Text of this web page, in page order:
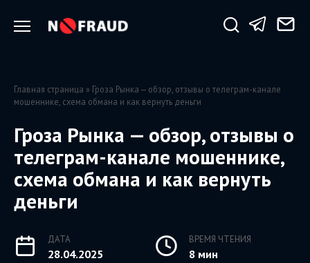
Главная страница » Гроза Рынка — обзор, отзывы о телеграм-канале
мошеннике, схема обмана и как вернуть деньги
Гроза Рынка — обзор, отзывы о
телеграм-канале мошеннике,
схема обмана и как вернуть
деньги
ДАТА
28.04.2025
ВРЕМЯ ЧТЕНИЯ
8 мин